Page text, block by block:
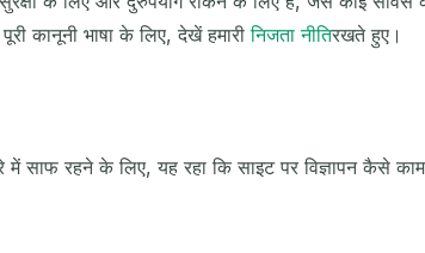
ताज़ा करें
कानूनी भाषा के लिए, देखें हमारीनिजता नीतिरखते हुए।
साफ रहने के लिए, यह रहा कि साइट पर विज्ञापन